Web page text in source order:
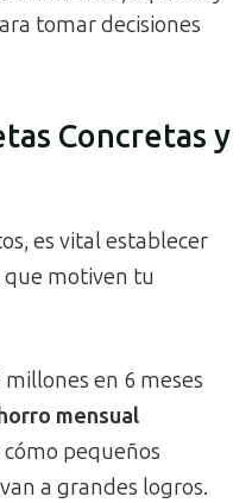
tomar decisiones
Concretas y
es vital establecer
que motiven tu
en 6 meses
mensual
pequeños
a grandes logros.